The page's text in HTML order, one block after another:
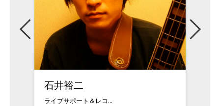
石井裕二
ライブサポート＆レコ...